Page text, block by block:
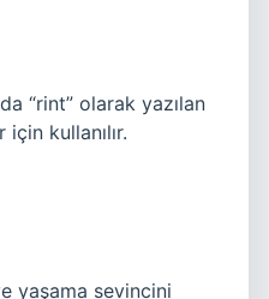
“rint” olarak yazılan
kullanılır.
yaşama sevincini